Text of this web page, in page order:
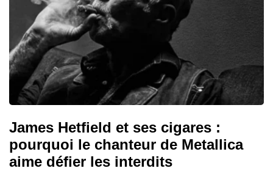
James Hetfield et ses cigares :
pourquoi le chanteur de Metallica
aime défier les interdits